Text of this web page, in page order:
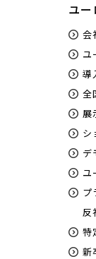
ユ
会
ユ
導
全
展
シ
デ
ユ
プ
反
特
新